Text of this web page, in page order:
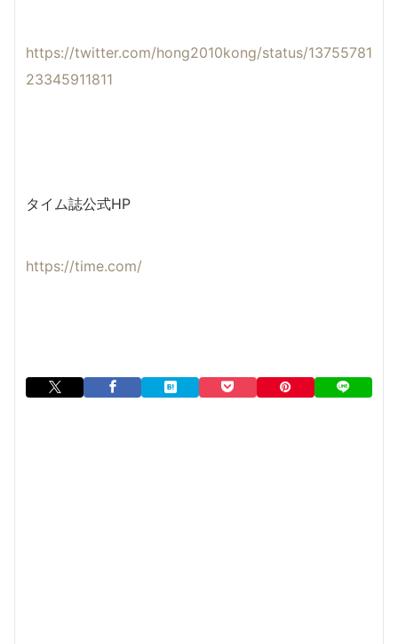
https://twitter.com/hong2010kong/status/13755781
23345911811
タイム誌公式HP
https://time.com/